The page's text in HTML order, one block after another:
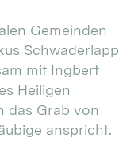
Gemeinden
Schwaderlapp
mit Ingbert
Heiligen
das Grab von
anspricht.